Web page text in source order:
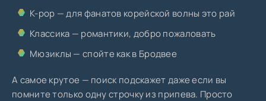
K-pop — для фанатов корейской волны это рай
Классика — романтики, добро пожаловать
Мюзиклы — спойте как в Бродвее
А самое крутое — поиск подскажет даже если вы
помните только одну строчку из припева. Просто